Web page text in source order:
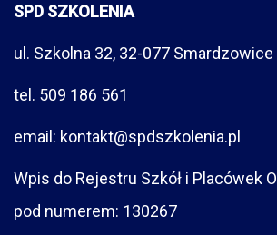
SPD SZKOLENIA
ul. Szkolna 32, 32-077 Smardzowice
tel. 509 186 561
email: kontakt@spdszkolenia.pl
Wpis do Rejestru Szkół i Placówek
pod numerem: 130267